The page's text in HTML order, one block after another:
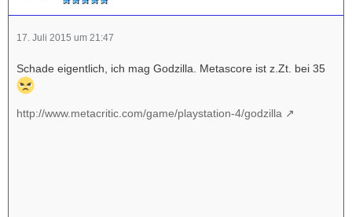
17. Juli 2015 um 21:47
Schade eigentlich, ich mag Godzilla. Metascore ist z.Zt. bei 35
http://www.metacritic.com/game/playstation-4/godzilla